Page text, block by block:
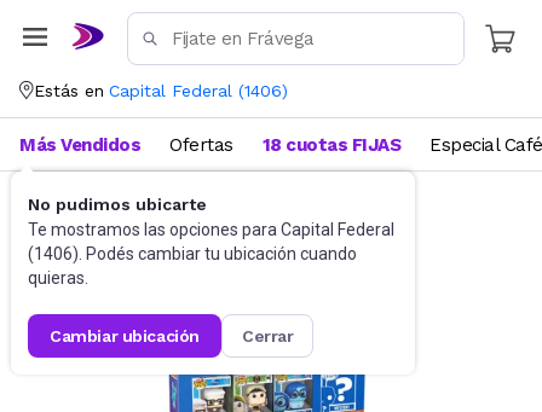
Estás en Capital Federal (1406)
No pudimos ubicarte
Te mostramos las opciones para Capital Federal
(1406). Podés cambiar tu ubicación cuando
quieras.
cambiar ubicación cerrar
Más Vendidos Ofertas 18 cuotas FIJAS Especial Café
Juguetes y Juegos